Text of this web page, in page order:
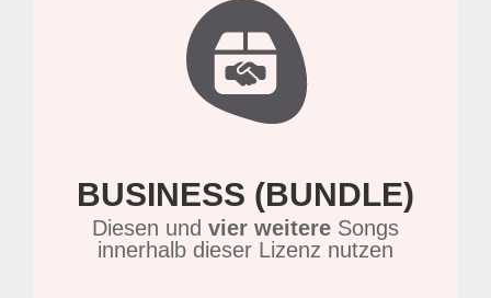
BUSINESS (BUNDLE)
Diesen und vier weitere Songs
innerhalb dieser Lizenz nutzen